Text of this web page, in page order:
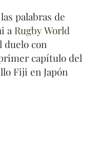
palabras de
a Rugby World
duelo con
capítulo del
Fiji en Japón